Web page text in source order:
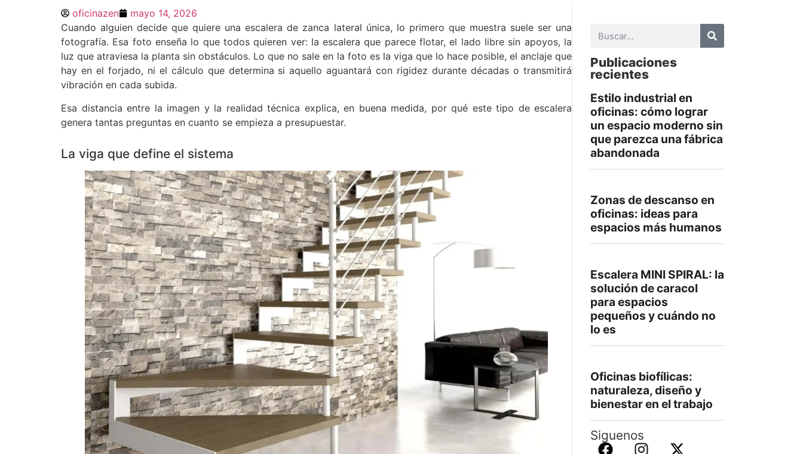
estructura, diseño y por qué funcionan en
interiores contemporáneos
Cuando alguien decide que quiere una escalera de zanca lateral única, lo primero que
muestra suele ser una fotografía. Esa foto enseña lo que todos quieren ver: la escalera
que parece flotar, el lado libre sin apoyos, la luz
oficinazen
mayo 14, 2026
Cuando alguien decide que quiere una escalera de zanca lateral única, lo primero que muestra suele ser una
fotografía. Esa foto enseña lo que todos quieren ver: la escalera que parece flotar, el lado libre sin apoyos, la
luz que atraviesa la planta sin obstáculos. Lo que no sale en la foto es la viga que lo hace posible, el anclaje que
hay en el forjado, ni el cálculo que determina si aquello aguantará con rigidez durante décadas o transmitirá
vibración en cada subida.
Esa distancia entre la imagen y la realidad técnica explica, en buena medida, por qué este tipo de escalera
genera tantas preguntas en cuanto se empieza a presupuestar.
La viga que define el sistema
Publicaciones
recientes
Estilo industrial en
oficinas: cómo lograr
un espacio moderno sin
que parezca una fábrica
abandonada
Zonas de descanso en
oficinas: ideas para
espacios más humanos
Escalera MINI SPIRAL: la
solución de caracol
para espacios
pequeños y cuándo no
lo es
Oficinas biofílicas:
naturaleza, diseño y
bienestar en el trabajo
Siguenos